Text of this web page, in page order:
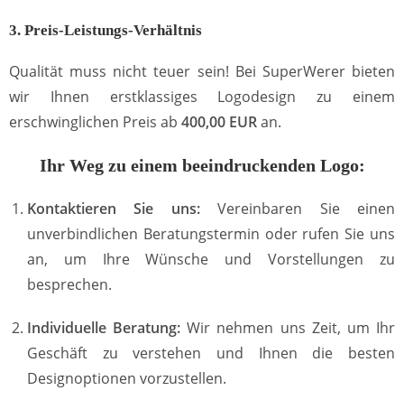
3. Preis-Leistungs-Verhältnis
Qualität muss nicht teuer sein! Bei SuperWerer bieten
wir Ihnen erstklassiges Logodesign zu einem
erschwinglichen Preis ab 400,00 EURan.
Ihr Weg zu einem beeindruckenden Logo:
Kontaktieren Sie uns:Vereinbaren Sie einen
unverbindlichen Beratungstermin oder rufen Sie uns
an, um Ihre Wünsche und Vorstellungen zu
besprechen.
Individuelle Beratung: Wir nehmen uns Zeit, um Ihr
Geschäft zu verstehen und Ihnen die besten
Designoptionen vorzustellen.